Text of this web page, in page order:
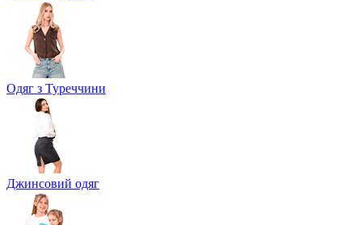
Одяг з Туреччини
Джинсовий одяг